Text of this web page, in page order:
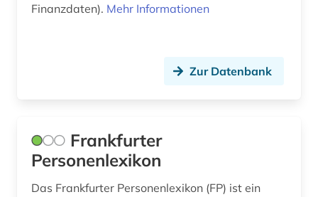
Finanzdaten). Mehr Informationen
Zur Datenbank
Frankfurter
Personenlexikon
Das Frankfurter Personenlexikon (FP) ist ein